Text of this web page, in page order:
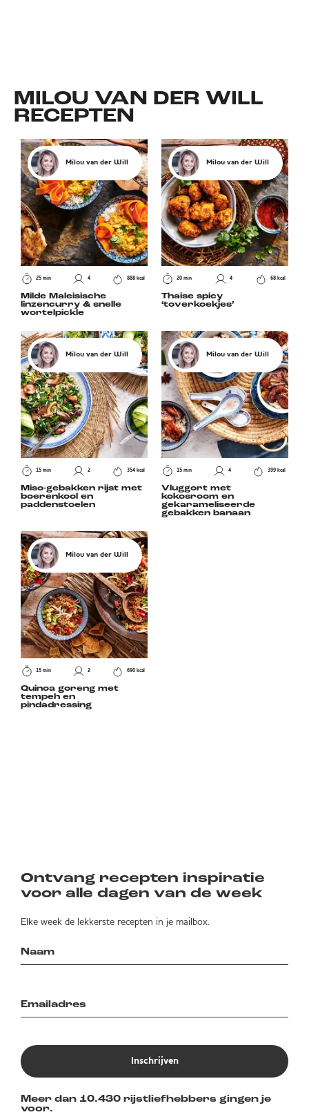
MILOU VAN DER WILL
RECEPTEN
Milou van der Will
25 min 4 888 kcal
Milde Maleisische
linzencurry & snelle
wortelpickle
Milou van der Will
20 min 4 68 kcal
Thaise spicy
‘toverkoekjes’
Milou van der Will
15 min 2 354 kcal
Miso-gebakken rijst met
boerenkool en
paddenstoelen
Milou van der Will
15 min 4 399 kcal
Vluggort met
kokosroom en
gekarameliseerde
gebakken banaan
Milou van der Will
15 min 2 690 kcal
Quinoa goreng met
tempeh en
pindadressing
Ontvang recepten inspiratie
voor alle dagen van de week
Elke week de lekkerste recepten in je mailbox.
Inschrijven
Meer dan 10.430 rijstliefhebbers gingen je
voor.